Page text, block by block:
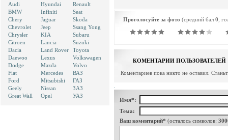
Audi
BMW
Chery
Chevrolet
Chrysler
Citroen
Dacia
Daewoo
Dodge
Fiat
Ford
Geely
Great Wall
Hyundai
Infiniti
Jaguar
Jeep
KIA
Lancia
Land Rover
Lexus
Mazda
Mercedes
Mitsubishi
Nissan
Opel
Renault
Seat
Skoda
Ssang Yong
Subaru
Suzuki
Toyota
Volkswagen
Volvo
ВАЗ
ГАЗ
ЗАЗ
УАЗ
Проголосуйте за фото (средний бал 0 ,
КОМЕНТАРИИ ПОЛЬЗОВАТЕЛЕЙ
Коментариев пока никто не оставил.
Имя*:
Тема:
Ваш коментарий* (осталось символов: